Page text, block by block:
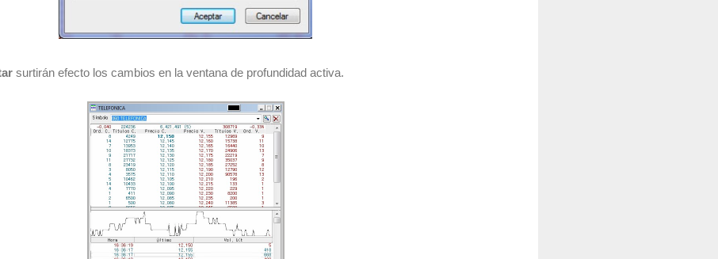
surtirán efecto los cambios en la ventana de profundidad activa.